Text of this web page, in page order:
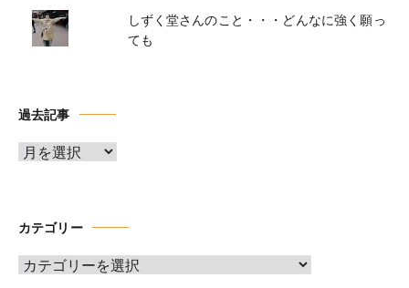
しずく堂さんのこと・・・どんなに強く願っ
ても
過去記事
ア
ブ
カテゴリー
カ